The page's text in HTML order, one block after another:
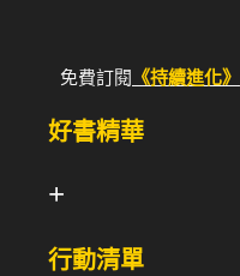
免費訂閱 《持續進化》
好書精華
+
行動清單